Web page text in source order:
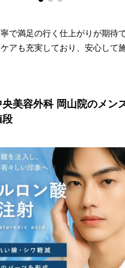
で満足の行く仕上がりが期待
アも充実しており、安心して
美容外科 岡山院のメン
段